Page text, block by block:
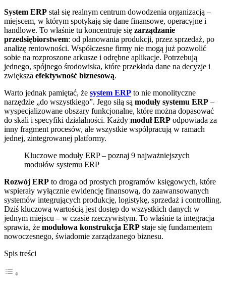
System ERP stał się realnym centrum dowodzenia organizacją –
miejscem, w którym spotykają się dane finansowe, operacyjne i
handlowe. To właśnie tu koncentruje się zarządzanie
przedsiębiorstwem: od planowania produkcji, przez sprzedaż, po
analizę rentowności. Współczesne firmy nie mogą już pozwolić
sobie na rozproszone arkusze i odrębne aplikacje. Potrzebują
jednego, spójnego środowiska, które przekłada dane na decyzje i
zwiększa efektywność biznesową.
Warto jednak pamiętać, że system ERP to nie monolityczne
narzędzie „do wszystkiego”. Jego siłą są moduły systemu ERP –
wyspecjalizowane obszary funkcjonalne, które można dopasować
do skali i specyfiki działalności. Każdy moduł ERP odpowiada za
inny fragment procesów, ale wszystkie współpracują w ramach
jednej, zintegrowanej platformy.
Rozwój ERP to droga od prostych programów księgowych, które
wspierały wyłącznie ewidencję finansową, do zaawansowanych
systemów integrujących produkcję, logistykę, sprzedaż i controlling.
Dziś kluczową wartością jest dostęp do wszystkich danych w
jednym miejscu – w czasie rzeczywistym. To właśnie ta integracja
sprawia, że modułowa konstrukcja ERP staje się fundamentem
nowoczesnego, świadomie zarządzanego biznesu.
Spis treści